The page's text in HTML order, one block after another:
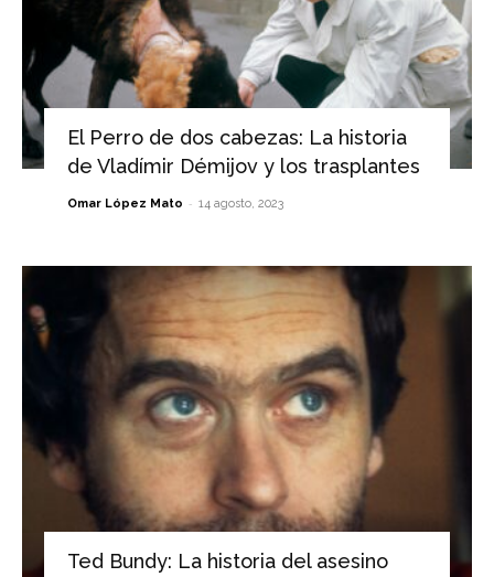
El Perro de dos cabezas: La historia
de Vladímir Démijov y los trasplantes
Omar López Mato - 14 agosto, 2023
Ted Bundy: La historia del asesino